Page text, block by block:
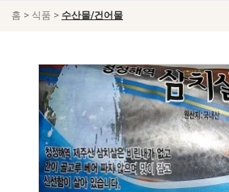
홈 > 식품 > 수산물/건어물